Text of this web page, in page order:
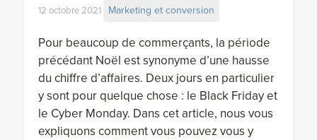
12 octobre 2021 Marketing et conversion
Pour beaucoup de commerçants, la période
précédant Noël est synonyme d’une hausse
du chiffre d’affaires. Deux jours en particulier
y sont pour quelque chose : le Black Friday et
le Cyber Monday. Dans cet article, nous vous
expliquons comment vous pouvez vous y